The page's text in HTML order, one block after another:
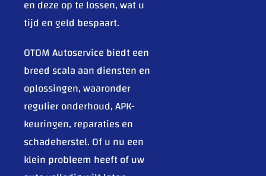
en deze op te lossen, wat u
tijd en geld bespaart.
OTOM Autoservice biedt een
breed scala aan diensten en
oplossingen, waaronder
regulier onderhoud, APK-
keuringen, reparaties en
schadeherstel. Of u nu een
klein probleem heeft of uw